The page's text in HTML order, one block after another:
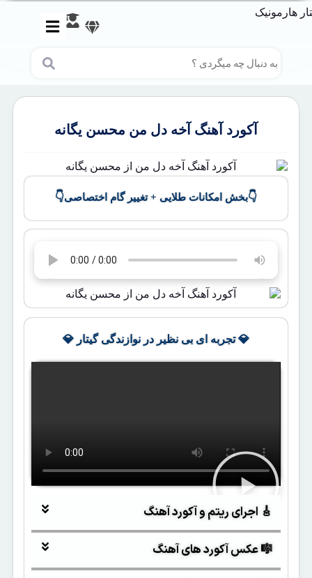
آکورد آهنگ آخه دل من محسن یگانه
👇بخش امکانات طلایی + تغییر گام اختصاصی👇
💎 تجربه ای بی نظیر در نوازندگی گیتار 💎
🎸 اجرای ریتم و آکورد آهنگ
🎼 عکس آکورد های آهنگ